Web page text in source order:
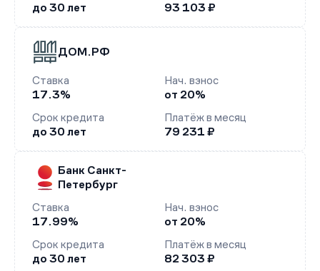
до 30 лет
93 103 ₽
ДОМ.РФ
Ставка
17.3%
Нач. взнос
от 20%
Срок кредита
до 30 лет
Платёж в месяц
79 231 ₽
Банк Санкт-
Петербург
Ставка
17.99%
Нач. взнос
от 20%
Срок кредита
до 30 лет
Платёж в месяц
82 303 ₽